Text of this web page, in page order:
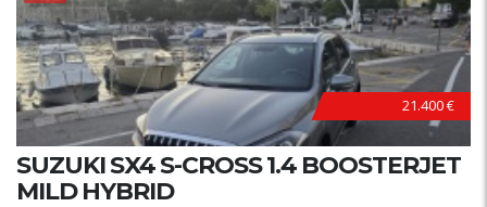
21.400 €
SUZUKI SX4 S-CROSS 1.4 BOOSTERJET
MILD HYBRID